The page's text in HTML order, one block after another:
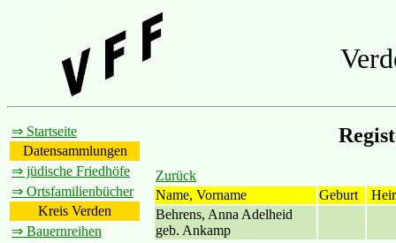
⇒ Startseite
Datensammlungen
⇒ jüdische Friedhöfe
⇒ Ortsfamilienbücher
Kreis Verden
⇒ Bauernreihen
Zurück
Name, Vorname
Geburt
Behrens, Anna Adelheid
geb. Ankamp